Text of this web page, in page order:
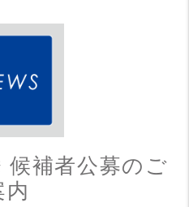
候補者公募のご
内